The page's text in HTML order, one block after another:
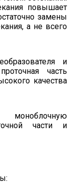
повышает
замены
а не всего
и
часть
качества
моноблочную
части и